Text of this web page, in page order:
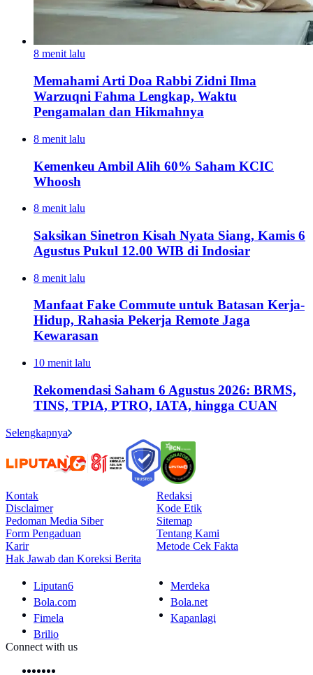
8 menit lalu
Memahami Arti Doa Rabbi Zidni Ilma
Warzuqni Fahma Lengkap, Waktu
Pengamalan dan Hikmahnya
8 menit lalu
Kemenkeu Ambil Alih 60% Saham KCIC
Whoosh
8 menit lalu
Saksikan Sinetron Kisah Nyata Siang, Kamis 6
Agustus Pukul 12.00 WIB di Indosiar
8 menit lalu
Manfaat Fake Commute untuk Batasan Kerja-
Hidup, Rahasia Pekerja Remote Jaga
Kewarasan
10 menit lalu
Rekomendasi Saham 6 Agustus 2026: BRMS,
TINS, TPIA, PTRO, IATA, hingga CUAN
Selengkapnya
Kontak
Redaksi
Disclaimer
Kode Etik
Pedoman Media Siber
Sitemap
Form Pengaduan
Tentang Kami
Karir
Metode Cek Fakta
Hak Jawab dan Koreksi Berita
Liputan6
Merdeka
Bola.com
Bola.net
Fimela
Kapanlagi
Brilio
Connect with us